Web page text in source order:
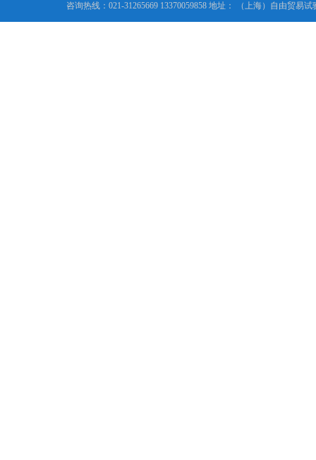
咨询热线：021-31265669 13370059858 地址： （上海）自由贸易